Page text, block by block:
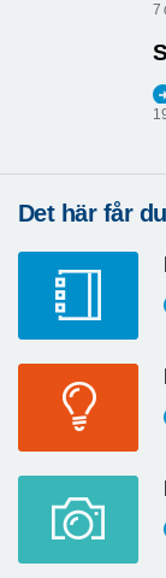
7
Det här får